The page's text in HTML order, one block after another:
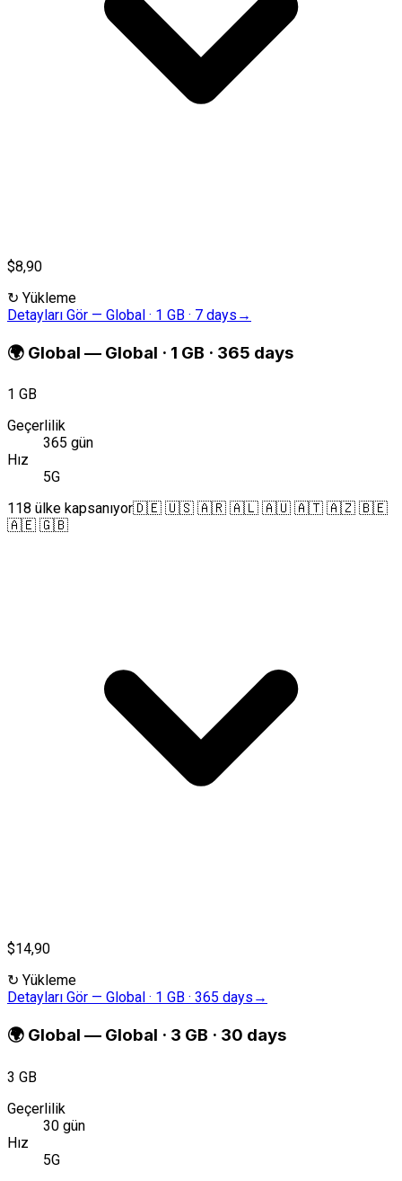
$8,90
↻ Yükleme
Detayları Gör — Global · 1 GB · 7 days →
🌍 Global — Global · 1 GB · 365 days
1 GB
Geçerlilik
365 gün
Hız
5G
118 ülke kapsanıyor🇩🇪 🇺🇸 🇦🇷 🇦🇱 🇦🇺 🇦🇹 🇦🇿 🇧🇪
🇦🇪 🇬🇧
$14,90
↻ Yükleme
Detayları Gör — Global · 1 GB · 365 days →
🌍 Global — Global · 3 GB · 30 days
3 GB
Geçerlilik
30 gün
Hız
5G